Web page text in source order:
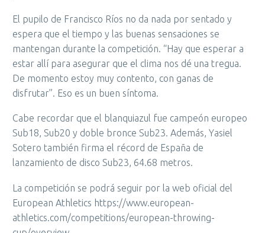
El pupilo de Francisco Ríos no da nada por sentado y
espera que el tiempo y las buenas sensaciones se
mantengan durante la competición. “Hay que esperar a
estar allí para asegurar que el clima nos dé una tregua.
De momento estoy muy contento, con ganas de
disfrutar”. Eso es un buen síntoma.
Cabe recordar que el blanquiazul fue campeón europeo
Sub18, Sub20 y doble bronce Sub23. Además, Yasiel
Sotero también firma el récord de España de
lanzamiento de disco Sub23, 64.68 metros.
La competición se podrá seguir por la web oficial del
European Athletics https://www.european-
athletics.com/competitions/european-throwing-